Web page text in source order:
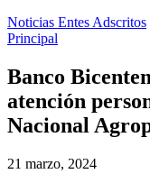
Noticias Entes Adscritos
Principal
Banco
atención
Nacional
21 marzo, 2024